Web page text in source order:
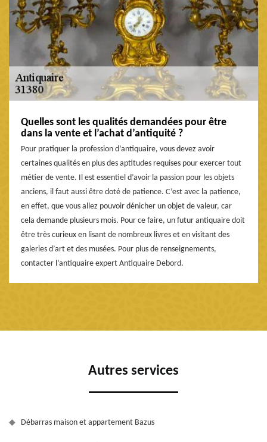
Quelles sont les qualités demandées pour être
dans la vente et l’achat d’antiquité ?
Pour pratiquer la profession d’antiquaire, vous devez avoir
certaines qualités en plus des aptitudes requises pour exercer tout
métier de vente. Il est essentiel d’avoir la passion pour les objets
anciens, il faut aussi être doté de patience. C’est avec la patience,
en effet, que vous allez pouvoir dénicher un objet de valeur, car
cela demande plusieurs mois. Pour ce faire, un futur antiquaire doit
être très curieux en lisant de nombreux livres et en visitant des
galeries d’art et des musées. Pour plus de renseignements,
contacter l’antiquaire expert Antiquaire Debord.
Autres services
Débarras maison et appartement Bazus